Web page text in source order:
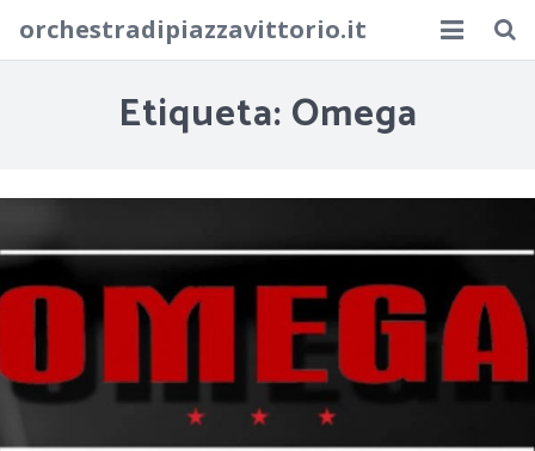
orchestradipiazzavittorio.it
Blog
Contacto
Etiqueta:Omega